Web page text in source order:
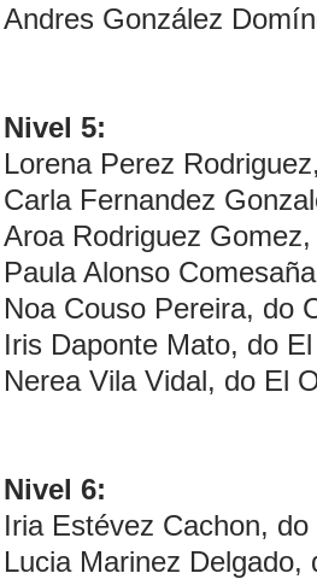
Andres González
Nivel 5:
Lorena Perez
Carla Fernandez
Aroa Rodriguez
Paula Alonso
Noa Couso Pereira, do
Iris Daponte Mato, do
Nerea Vila Vidal, do El
Nivel 6:
Iria Estévez Cachon,
Lucia Marinez Delgado,